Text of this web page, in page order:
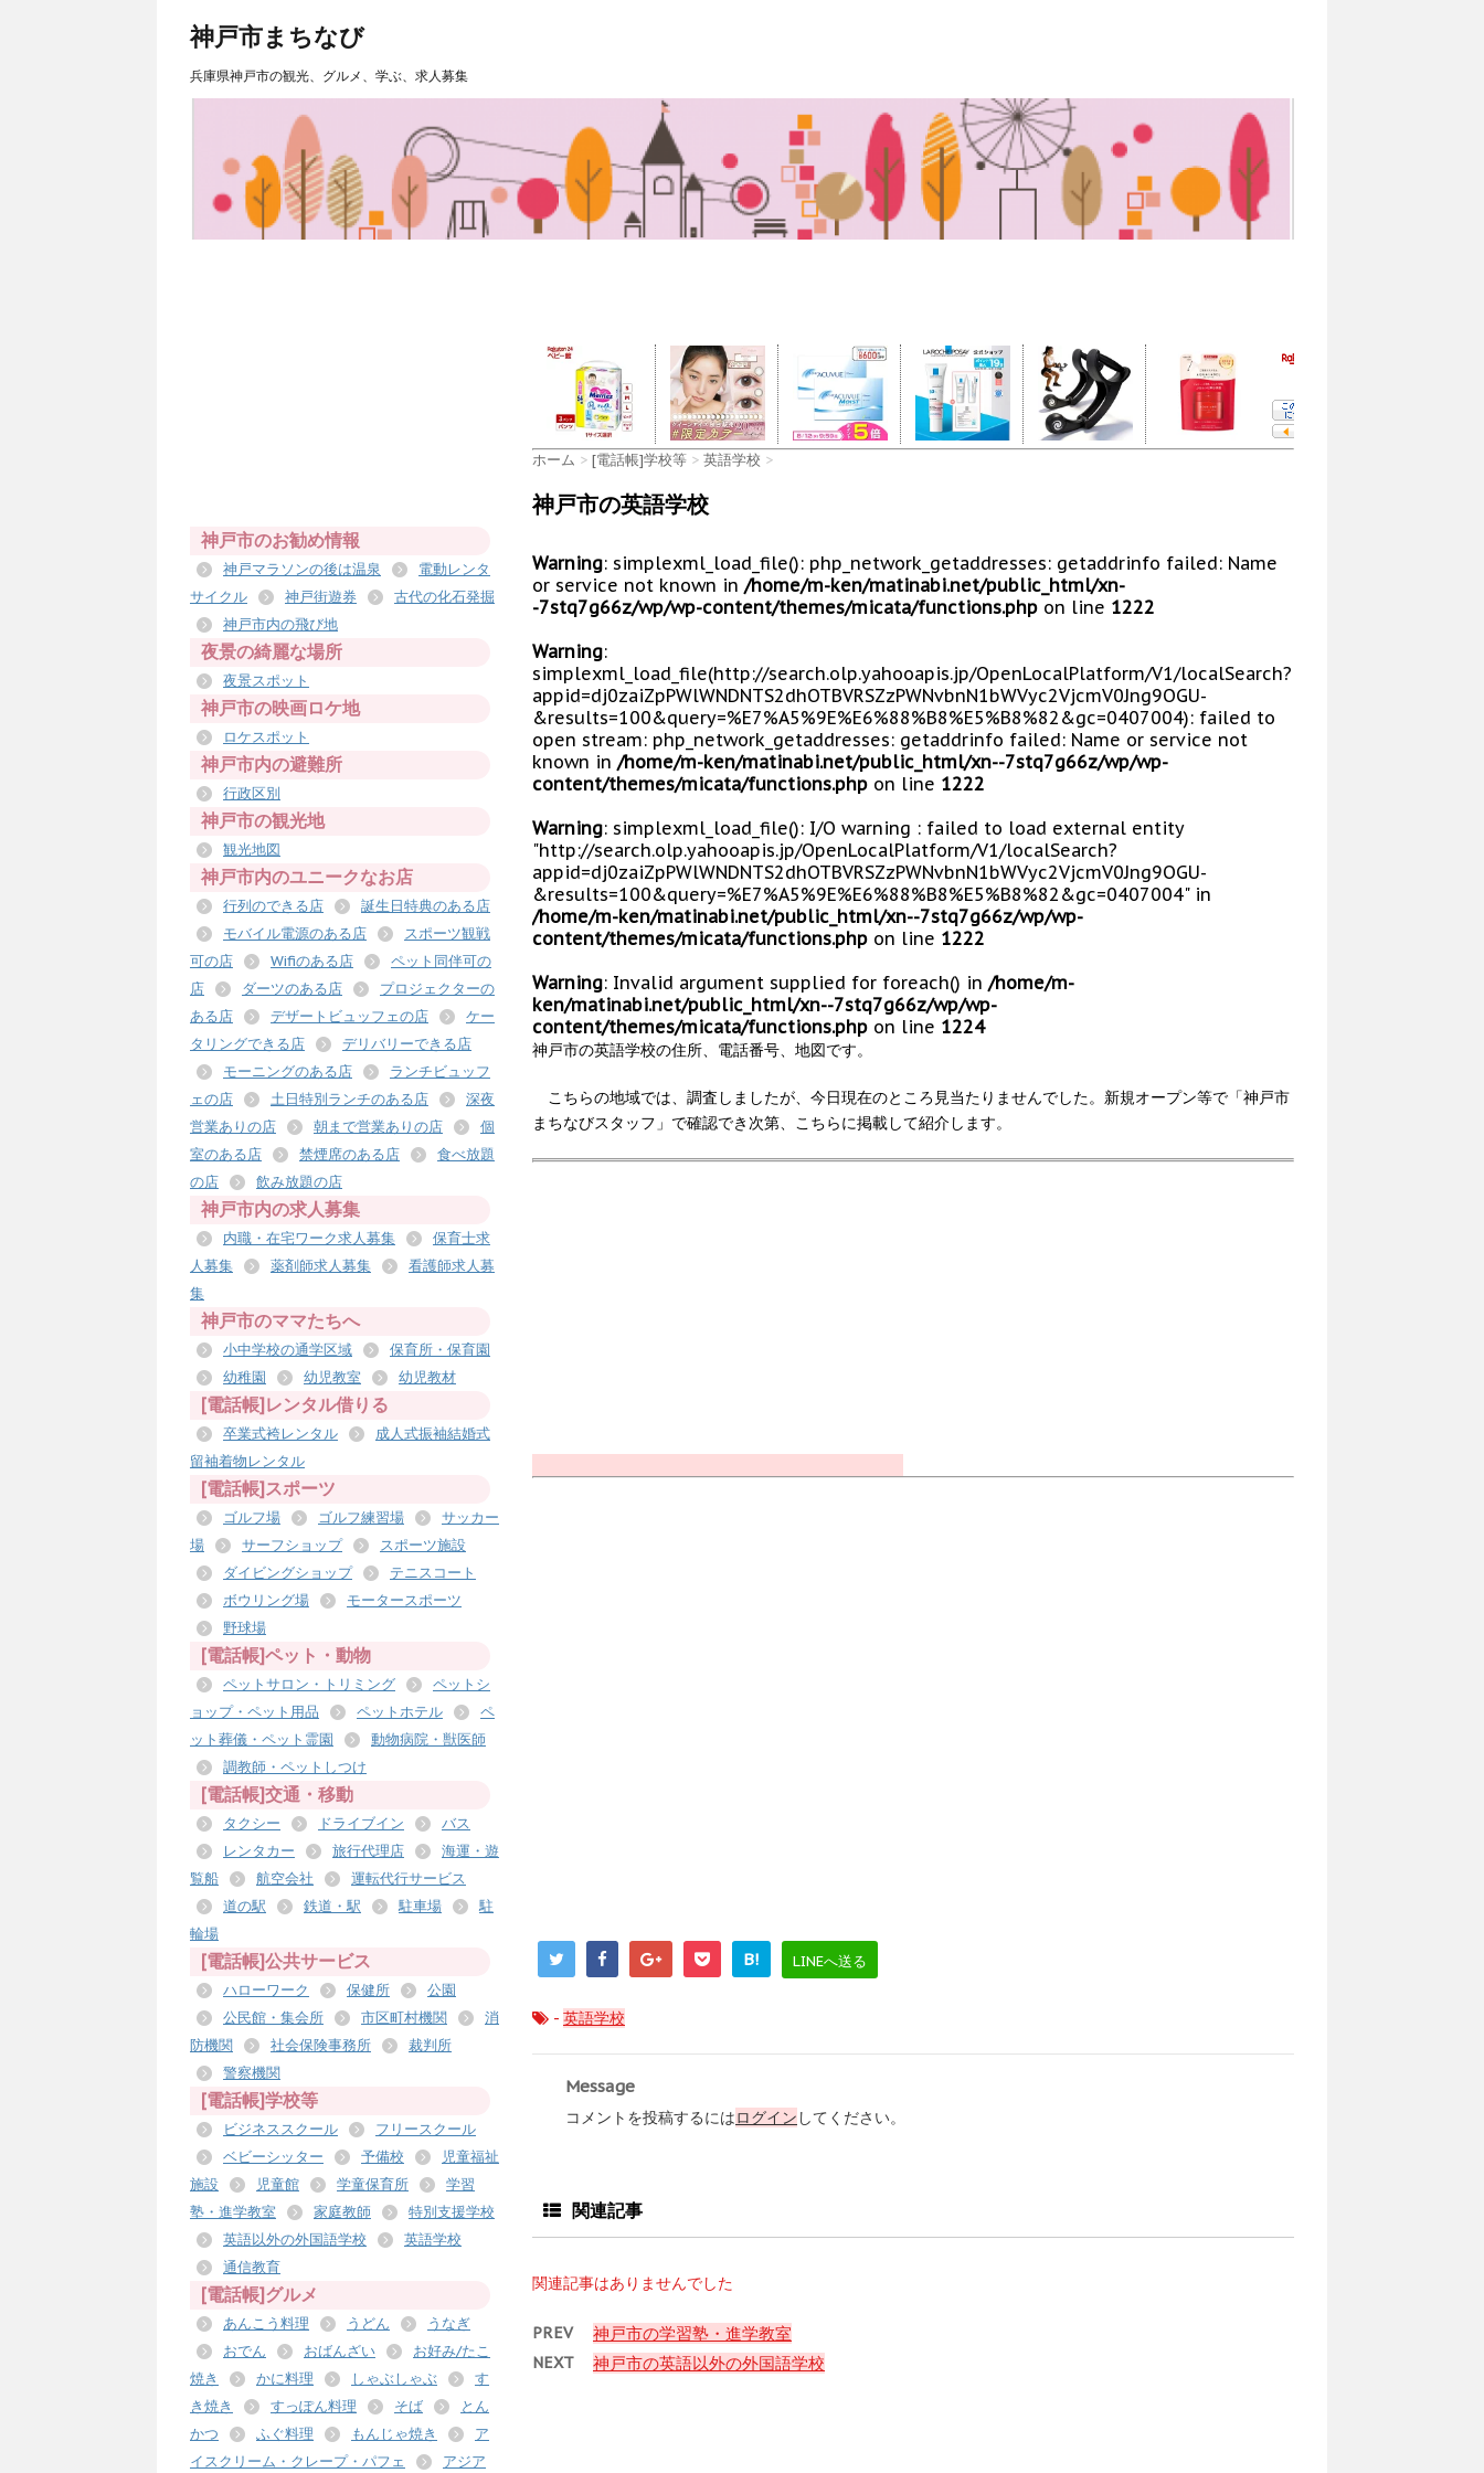
神戸市まちなび
兵庫県神戸市の観光、グルメ、学ぶ、求人募集
ホーム > [電話帳]学校等 > 英語学校 >
神戸市の英語学校
Warning: simplexml_load_file(): php_network_getaddresses: getaddrinfo failed: Name
or service not known in /home/m-ken/matinabi.net/public_html/xn-
-7stq7g66z/wp/wp-content/themes/micata/functions.php on line 1222
Warning:
simplexml_load_file(http://search.olp.yahooapis.jp/OpenLocalPlatform/V1/localSearch?
appid=dj0zaiZpPWlWNDNTS2dhOTBVRSZzPWNvbnN1bWVyc2VjcmV0Jng9OGU-
&results=100&query=%E7%A5%9E%E6%88%B8%E5%B8%82&gc=0407004): failed to
open stream: php_network_getaddresses: getaddrinfo failed: Name or service not
known in /home/m-ken/matinabi.net/public_html/xn--7stq7g66z/wp/wp-
content/themes/micata/functions.php on line 1222
Warning: simplexml_load_file(): I/O warning : failed to load external entity
"http://search.olp.yahooapis.jp/OpenLocalPlatform/V1/localSearch?
appid=dj0zaiZpPWlWNDNTS2dhOTBVRSZzPWNvbnN1bWVyc2VjcmV0Jng9OGU-
&results=100&query=%E7%A5%9E%E6%88%B8%E5%B8%82&gc=0407004" in
/home/m-ken/matinabi.net/public_html/xn--7stq7g66z/wp/wp-
content/themes/micata/functions.php on line 1222
Warning: Invalid argument supplied for foreach() in /home/m-
ken/matinabi.net/public_html/xn--7stq7g66z/wp/wp-
content/themes/micata/functions.php on line 1224
神戸市の英語学校の住所、電話番号、地図です。
こちらの地域では、調査しましたが、今日現在のところ見当たりませんでした。新規オープン等で「神戸市
まちなびスタッフ」で確認でき次第、こちらに掲載して紹介します。
B! LINEへ送る
- 英語学校
Message
コメントを投稿するにはログイン してください。
関連記事
関連記事はありませんでした
PREV 神戸市の学習塾・進学教室
NEXT 神戸市の英語以外の外国語学校
神戸市のお勧め情報
神戸マラソンの後は温泉
電動レンタ
サイクル
神戸街遊券
古代の化石発掘
神戸市内の飛び地
夜景の綺麗な場所
夜景スポット
神戸市の映画ロケ地
ロケスポット
神戸市内の避難所
行政区別
神戸市の観光地
観光地図
神戸市内のユニークなお店
行列のできる店
誕生日特典のある店
モバイル電源のある店
スポーツ観戦
可の店
Wifiのある店
ペット同伴可の
店
ダーツのある店
プロジェクターの
ある店
デザートビュッフェの店
ケー
タリングできる店
デリバリーできる店
モーニングのある店
ランチビュッフ
ェの店
土日特別ランチのある店
深夜
営業ありの店
朝まで営業ありの店
個
室のある店
禁煙席のある店
食べ放題
の店
飲み放題の店
神戸市内の求人募集
内職・在宅ワーク求人募集
保育士求
人募集
薬剤師求人募集
看護師求人募
集
神戸市のママたちへ
小中学校の通学区域
保育所・保育園
幼稚園
幼児教室 幼児教材
[電話帳]レンタル借りる
卒業式袴レンタル
成人式振袖結婚式
留袖着物レンタル
[電話帳]スポーツ
ゴルフ場 ゴルフ練習場
サッカー
場
サーフショップ
スポーツ施設
ダイビングショップ
テニスコート
ボウリング場
モータースポーツ
野球場
[電話帳]ペット・動物
ペットサロン・トリミング
ペットシ
ョップ・ペット用品
ペットホテル
ペ
ット葬儀・ペット霊園
動物病院・獣医師
調教師・ペットしつけ
[電話帳]交通・移動
タクシー ドライブイン
バス
レンタカー
旅行代理店
海運・遊
覧船
航空会社
運転代行サービス
道の駅
鉄道・駅 駐車場
駐
輪場
[電話帳]公共サービス
ハローワーク 保健所
公園
公民館・集会所
市区町村機関
消
防機関
社会保険事務所
裁判所
警察機関
[電話帳]学校等
ビジネススクール
フリースクール
ベビーシッター
予備校
児童福祉
施設
児童館 学童保育所
学習
塾・進学教室
家庭教師
特別支援学校
英語以外の外国語学校
英語学校
通信教育
[電話帳]グルメ
あんこう料理 うどん
うなぎ
おでん
おばんざい
お好み/たこ
焼き
かに料理 しゃぶしゃぶ
す
き焼き
すっぽん料理 そば
とん
かつ
ふぐ料理 もんじゃ焼き
ア
イスクリーム・クレープ・パフェ
アジア